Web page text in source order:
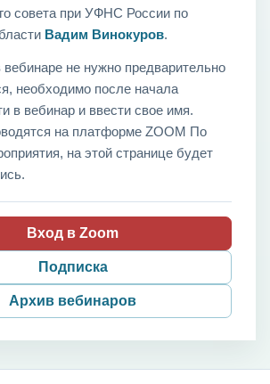
совета при УФНС России по
Вадим Винокуров.
не нужно предварительно
необходимо после начала
в вебинар и ввести свое имя.
на платформе ZOOM По
на этой странице будет
Вход в Zoom
Подписка
Архив вебинаров